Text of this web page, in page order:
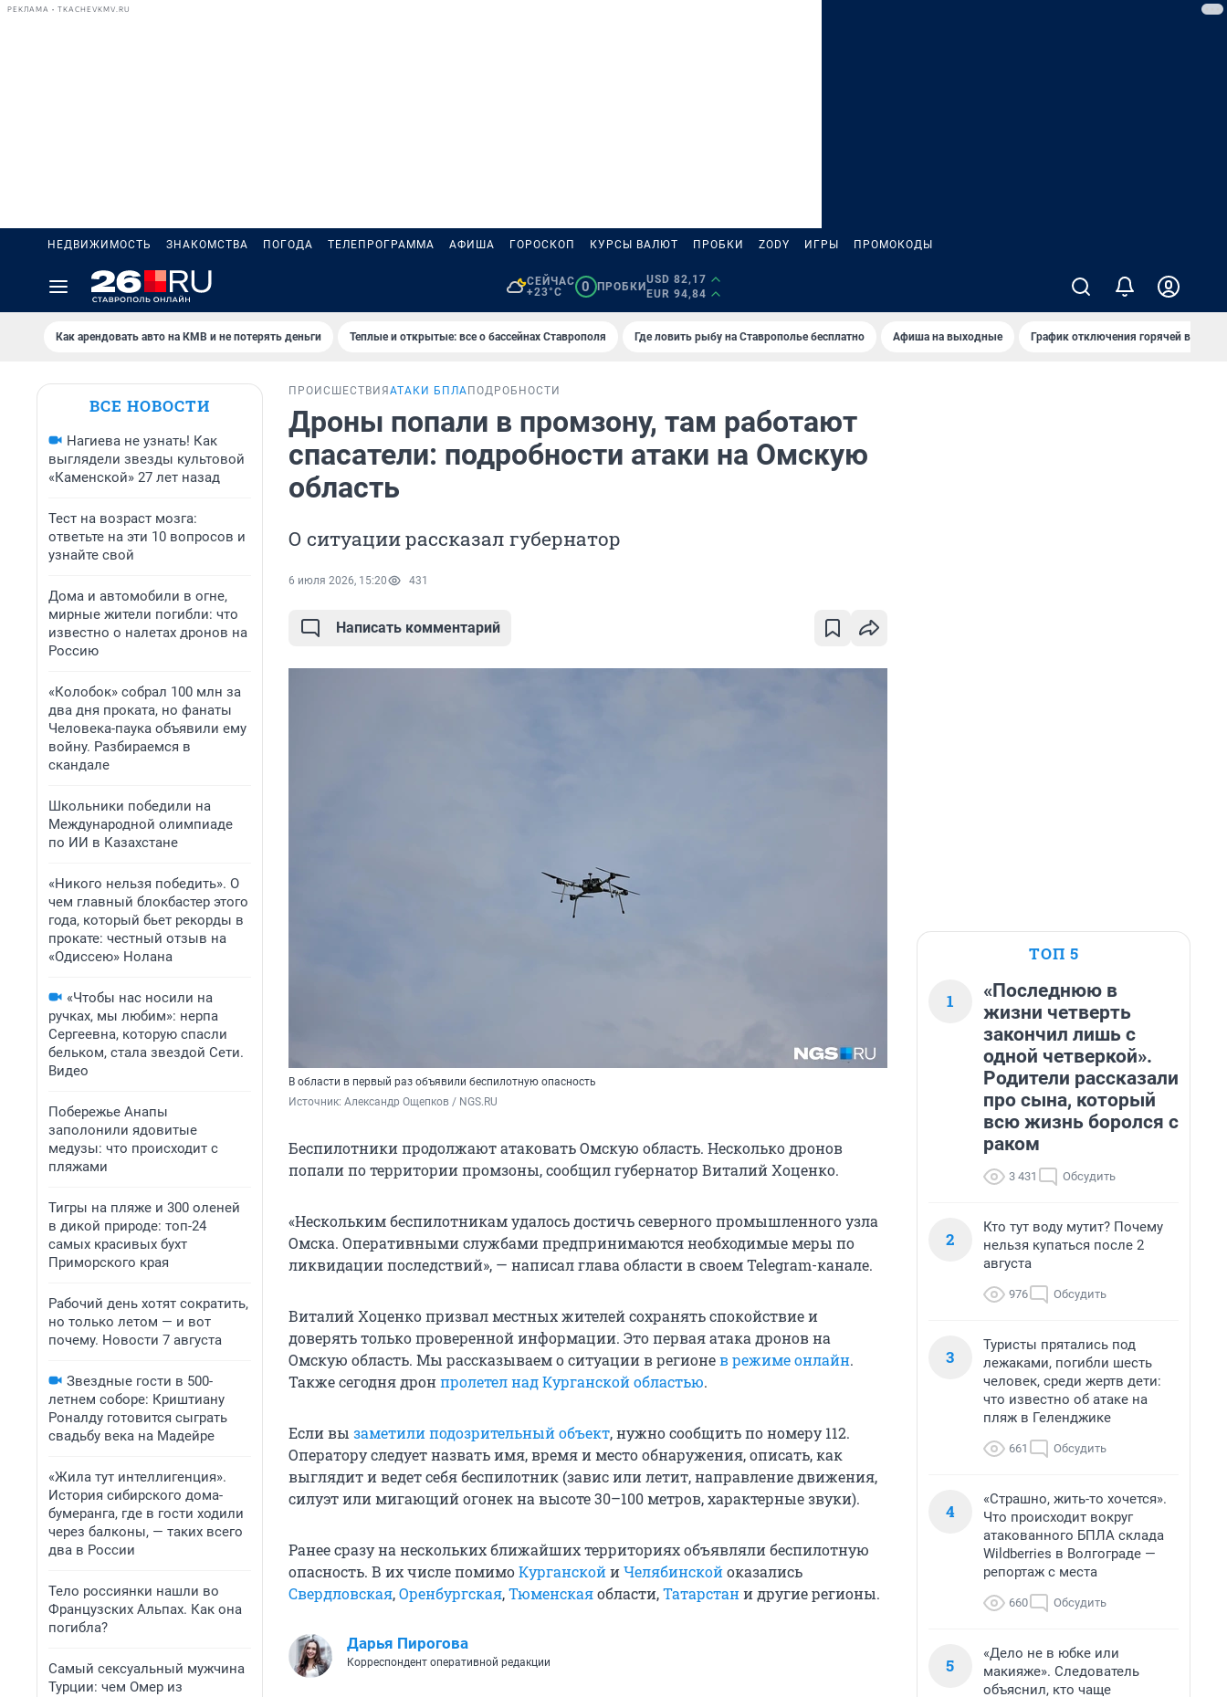
РЕКЛАМА • TKACHEVKMV.RU
НЕДВИЖИМОСТЬ ЗНАКОМСТВА ПОГОДА ТЕЛЕПРОГРАММА АФИША ГОРОСКОП КУРСЫ ВАЛЮТ ПРОБКИ ZODY ИГРЫ ПРОМОКОДЫ
СЕЙЧАС
+23°C
0 ПРОБКИ
USD 82,17
EUR 94,84
Как арендовать авто на КМВ и не потерять деньги Теплые и открытые: все о бассейнах Ставрополя Где ловить рыбу на Ставрополье бесплатно Афиша на выходные График отключения горячей воды в
ВСЕ НОВОСТИ
Нагиева не узнать! Как
выглядели звезды культовой
«Каменской» 27 лет назад
Тест на возраст мозга:
ответьте на эти 10 вопросов и
узнайте свой
Дома и автомобили в огне,
мирные жители погибли: что
известно о налетах дронов на
Россию
«Колобок» собрал 100 млн за
два дня проката, но фанаты
Человека-паука объявили ему
войну. Разбираемся в
скандале
Школьники победили на
Международной олимпиаде
по ИИ в Казахстане
«Никого нельзя победить». О
чем главный блокбастер этого
года, который бьет рекорды в
прокате: честный отзыв на
«Одиссею» Нолана
«Чтобы нас носили на
ручках, мы любим»: нерпа
Сергеевна, которую спасли
бельком, стала звездой Сети.
Видео
Побережье Анапы
заполонили ядовитые
медузы: что происходит с
пляжами
Тигры на пляже и 300 оленей
в дикой природе: топ-24
самых красивых бухт
Приморского края
Рабочий день хотят сократить,
но только летом — и вот
почему. Новости 7 августа
Звездные гости в 500-
летнем соборе: Криштиану
Роналду готовится сыграть
свадьбу века на Мадейре
«Жила тут интеллигенция».
История сибирского дома-
бумеранга, где в гости ходили
через балконы, — таких всего
два в России
Тело россиянки нашли во
Французских Альпах. Как она
погибла?
Самый сексуальный мужчина
Турции: чем Омер из
ПРОИСШЕСТВИЯ АТАКИ БПЛА ПОДРОБНОСТИ
Дроны попали в промзону, там работают
спасатели: подробности атаки на Омскую
область
О ситуации рассказал губернатор
6 июля 2026, 15:20 431
Написать комментарий
В области в первый раз объявили беспилотную опасность
Источник: Александр Ощепков / NGS.RU
Беспилотники продолжают атаковать Омскую область. Несколько дронов
попали по территории промзоны, сообщил губернатор Виталий Хоценко.
«Нескольким беспилотникам удалось достичь северного промышленного узла
Омска. Оперативными службами предпринимаются необходимые меры по
ликвидации последствий», — написал глава области в своем Telegram-канале.
Виталий Хоценко призвал местных жителей сохранять спокойствие и
доверять только проверенной информации. Это первая атака дронов на
Омскую область. Мы рассказываем о ситуации в регионев режиме онлайн.
Также сегодня дронпролетел над Курганской областью.
Если вы заметили подозрительный объект, нужно сообщить по номеру 112.
Оператору следует назвать имя, время и место обнаружения, описать, как
выглядит и ведет себя беспилотник (завис или летит, направление движения,
силуэт или мигающий огонек на высоте 30–100 метров, характерные звуки).
Ранее сразу на нескольких ближайших территориях объявляли беспилотную
опасность. В их числе помимоКурганскойиЧелябинскойоказались
Свердловская,Оренбургская,Тюменскаяобласти,Татарстани другие регионы.
Дарья Пирогова
Корреспондент оперативной редакции
ТОП 5
1
«Последнюю в
жизни четверть
закончил лишь с
одной четверкой».
Родители рассказали
про сына, который
всю жизнь боролся с
раком
3 431 Обсудить
2
Кто тут воду мутит? Почему
нельзя купаться после 2
августа
976 Обсудить
3
Туристы прятались под
лежаками, погибли шесть
человек, среди жертв дети:
что известно об атаке на
пляж в Геленджике
661 Обсудить
4
«Страшно, жить-то хочется».
Что происходит вокруг
атакованного БПЛА склада
Wildberries в Волгограде —
репортаж с места
660 Обсудить
5
«Дело не в юбке или
макияже». Следователь
объяснил, кто чаще